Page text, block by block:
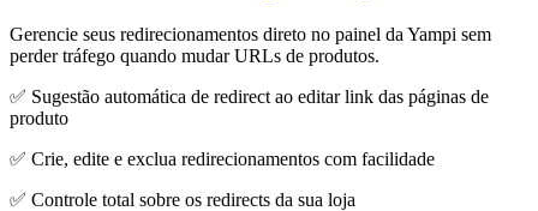
Gerencie seus redirecionamentos direto no painel da Yampi sem
perder tráfego quando mudar URLs de produtos.
✅ Sugestão automática de redirect ao editar link das páginas de
produto
✅ Crie, edite e exclua redirecionamentos com facilidade
✅ Controle total sobre os redirects da sua loja